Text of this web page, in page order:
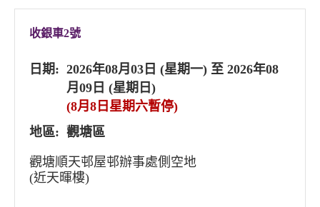
收銀車2號
日期: 2026年08月03日 (星期一) 至 2026年08
月09日 (星期日)
(8月8日星期六暫停)
地區: 觀塘區
觀塘順天邨屋邨辦事處側空地
(近天暉樓)